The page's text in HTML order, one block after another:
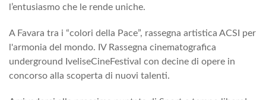
l’entusiasmo che le rende uniche.
A Favara tra i “colori della Pace”, rassegna artistica ACSI per
l'armonia del mondo. IV Rassegna cinematografica
underground IveliseCineFestival con decine di opere in
concorso alla scoperta di nuovi talenti.